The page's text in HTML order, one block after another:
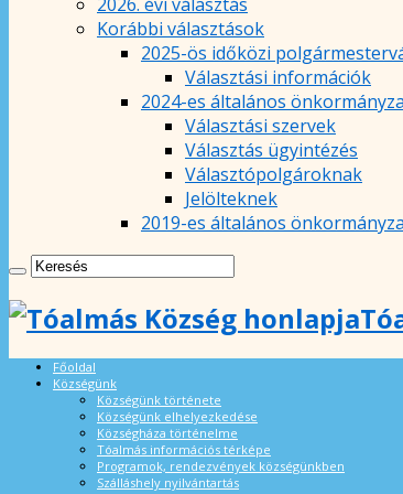
Korábbi választások
2025-ös időközi
Választási információk
2024-es általános
Választási szervek
Választás ügyintézés
Választópolgároknak
Jelölteknek
2019-es általános
Főoldal
Községünk
Községünk története
Községünk elhelyezkedése
Községháza történelme
Tóalmás információs térképe
Programok, rendezvények községünkben
Szálláshely nyilvántartás